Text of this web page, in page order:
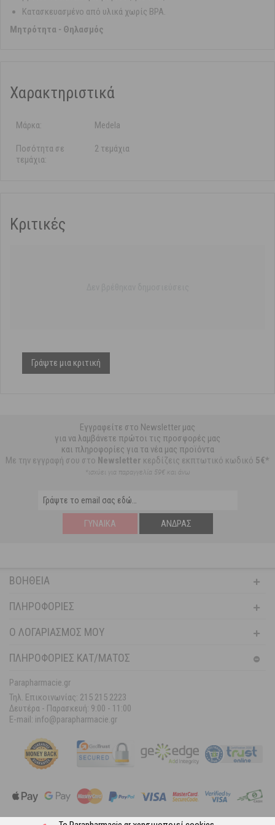
Κατασκευασμένο από υλικά χωρίς BPA.
Μητρότητα - Θηλασμός
Χαρακτηριστικά
Μάρκα: Medela
Ποσότητα σε
τεμάχια:
2 τεμάχια
Κριτικές
Γράψτε μια κριτική
Εγγραφείτε στο Newsletter μας
για να λαμβάνετε πρώτοι τις προσφορές μας
και πληροφορίες για τα νέα μας προϊόντα
Με την εγγραφή σου στο Newsletter κερδίζεις εκπτωτικό κωδικό 5€*
*ισχύει για παραγγελία 59€ και άνω
ΓΥΝΑΊΚΑ ΆΝΔΡΑΣ
ΒΟΉΘΕΙΑ
ΠΛΗΡΟΦΟΡΊΕΣ
Ο ΛΟΓΑΡΙΑΣΜΌΣ ΜΟΥ
ΠΛΗΡΟΦΟΡΙΕΣ ΚΑΤ/ΜΑΤΟΣ
Parapharmacie.gr
Τηλ. Επικοινωνίας: 215 215 2223
Δευτέρα - Παρασκευή: 9:00 - 11:00
E-mail: info@parapharmacie.gr